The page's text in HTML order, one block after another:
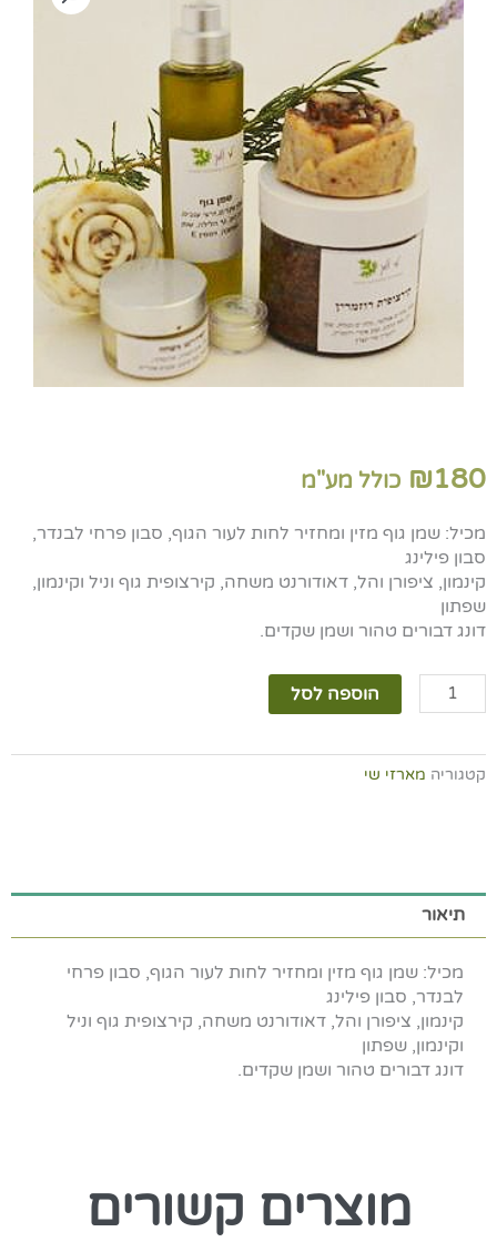
₪180 כולל מע"מ
מכיל: שמן גוף מזין ומחזיר לחות לעור הגוף, סבון פרחי לבנדר,
סבון פילינג
קינמון, ציפורן והל, דאודורנט משחה, קירצופית גוף וניל וקינמון,
שפתון
דונג דבורים טהור ושמן שקדים.
כמות
של
שי
מפנק
הוספה לסל
קטגוריה מארזי שי
תיאור
מכיל: שמן גוף מזין ומחזיר לחות לעור הגוף, סבון פרחי
לבנדר, סבון פילינג
קינמון, ציפורן והל, דאודורנט משחה, קירצופית גוף וניל
וקינמון, שפתון
דונג דבורים טהור ושמן שקדים.
מוצרים קשורים